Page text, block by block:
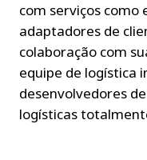
com serviços como
adaptadores de
colaboração com
equipe de logística
desenvolvedores
logísticas